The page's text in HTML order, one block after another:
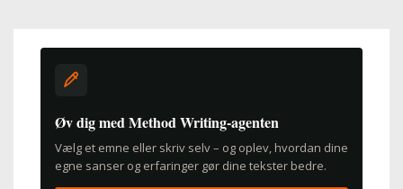
Øv dig med Method Writing-agenten
Vælg et emne eller skriv selv – og oplev, hvordan dine
egne sanser og erfaringer gør dine tekster bedre.